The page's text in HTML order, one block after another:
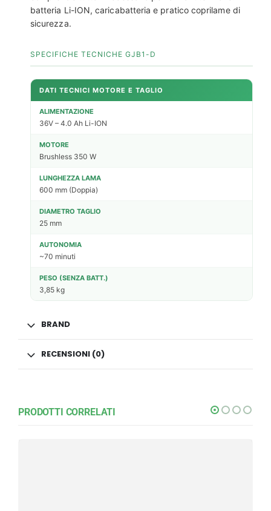
batteria Li-ION, caricabatteria e pratico coprilame di
sicurezza.
SPECIFICHE TECNICHE GJB1-D
DATI TECNICI MOTORE E TAGLIO
ALIMENTAZIONE
36V – 4.0 Ah Li-ION
MOTORE
Brushless 350 W
LUNGHEZZA LAMA
600 mm (Doppia)
DIAMETRO TAGLIO
25 mm
AUTONOMIA
~70 minuti
PESO (SENZA BATT.)
3,85 kg
BRAND
RECENSIONI (0)
PRODOTTI CORRELATI